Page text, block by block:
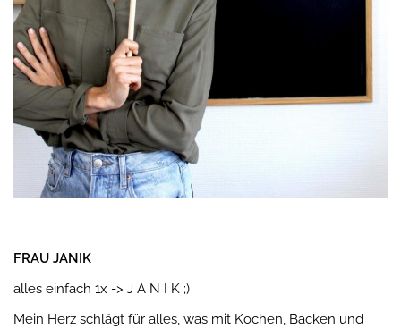
FRAU JANIK
alles einfach 1x -> J A N I K ;)
Mein Herz schlägt für alles, was mit Kochen, Backen und